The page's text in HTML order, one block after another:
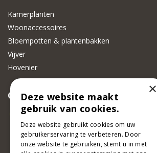
Kamerplanten
Woonaccessoires
Bloempotten & plantenbakken
Vijver
Hovenier
CONTACT
Beeker Tuincentrum
Adsteeg 31
6191 PW Beek
×
Deze website maakt
gebruik van cookies.
Deze website gebruikt cookies om uw
gebruikerservaring te verbeteren. Door
onze website te gebruiken, stemt u in met